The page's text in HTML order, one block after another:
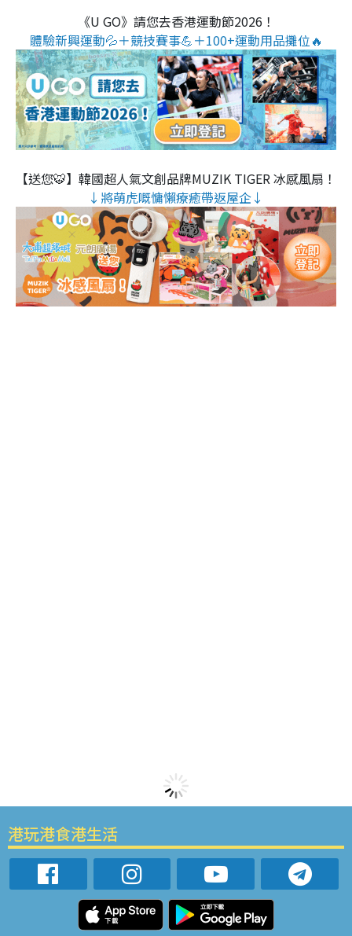
《U GO》請您去香港運動節2026！
體驗新興運動💦＋競技賽事💪＋100+運動用品攤位🔥
【送您🐯】韓國超人氣文創品牌MUZIK TIGER 冰感風扇！
↓將萌虎嘅慵懶療癒帶返屋企↓
港玩港食港生活